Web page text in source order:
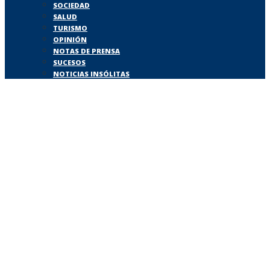
SOCIEDAD
SALUD
TURISMO
OPINIÓN
NOTAS DE PRENSA
SUCESOS
NOTICIAS INSÓLITAS